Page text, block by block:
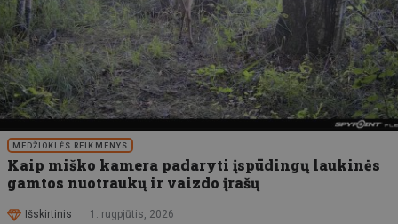
MEDŽIOKLĖS REIKMENYS
Kaip miško kamera padaryti įspūdingų laukinės
gamtos nuotraukų ir vaizdo įrašų
Išskirtinis 1. rugpjūtis, 2026